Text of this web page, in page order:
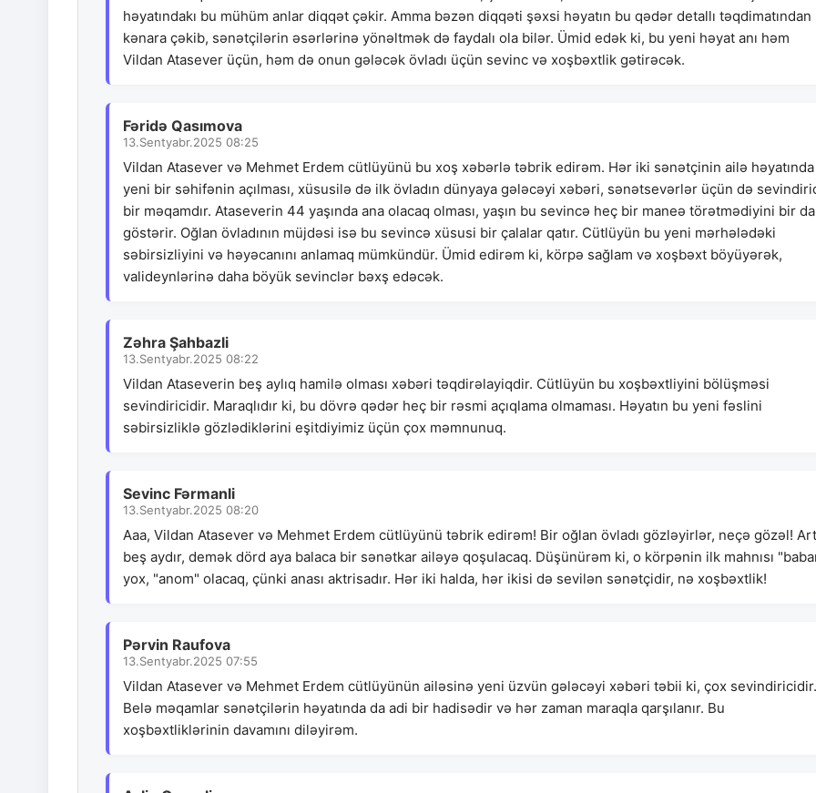
həyatındakı bu mühüm anlar diqqət çəkir. Amma bəzən diqqəti şəxsi həyatın bu qədər detallı təqdimatından
kənara çəkib, sənətçilərin əsərlərinə yönəltmək də faydalı ola bilər. Ümid edək ki, bu yeni həyat anı həm
Vildan Atasever üçün, həm də onun gələcək övladı üçün sevinc və xoşbəxtlik gətirəcək.
Fəridə Qasımova
13.Sentyabr.2025 08:25
Vildan Atasever və Mehmet Erdem cütlüyünü bu xoş xəbərlə təbrik edirəm. Hər iki sənətçinin ailə həyatında
yeni bir səhifənin açılması, xüsusilə də ilk övladın dünyaya gələcəyi xəbəri, sənətsevərlər üçün də
bir məqamdır. Ataseverin 44 yaşında ana olacaq olması, yaşın bu sevincə heç bir maneə törətmədiyini bir
göstərir. Oğlan övladının müjdəsi isə bu sevincə xüsusi bir çalalar qatır. Cütlüyün bu yeni mərhələdəki
səbirsizliyini və həyəcanını anlamaq mümkündür. Ümid edirəm ki, körpə sağlam və xoşbəxt böyüyərək,
valideynlərinə daha böyük sevinclər bəxş edəcək.
Zəhra Şahbazli
13.Sentyabr.2025 08:22
Vildan Ataseverin beş aylıq hamilə olması xəbəri təqdirəlayiqdir. Cütlüyün bu xoşbəxtliyini bölüşməsi
sevindiricidir. Maraqlıdır ki, bu dövrə qədər heç bir rəsmi açıqlama olmaması. Həyatın bu yeni fəslini
səbirsizliklə gözlədiklərini eşitdiyimiz üçün çox məmnunuq.
Sevinc Fərmanli
13.Sentyabr.2025 08:20
Aaa, Vildan Atasever və Mehmet Erdem cütlüyünü təbrik edirəm! Bir oğlan övladı gözləyirlər, neçə gözəl!
beş aydır, demək dörd aya balaca bir sənətkar ailəyə qoşulacaq. Düşünürəm ki, o körpənin ilk mahnısı
yox, "anom" olacaq, çünki anası aktrisadır. Hər iki halda, hər ikisi də sevilən sənətçidir, nə xoşbəxtlik!
Pərvin Raufova
13.Sentyabr.2025 07:55
Vildan Atasever və Mehmet Erdem cütlüyünün ailəsinə yeni üzvün gələcəyi xəbəri təbii ki, çox sevindiricidir.
Belə məqamlar sənətçilərin həyatında da adi bir hadisədir və hər zaman maraqla qarşılanır. Bu
xoşbəxtliklərinin davamını diləyirəm.